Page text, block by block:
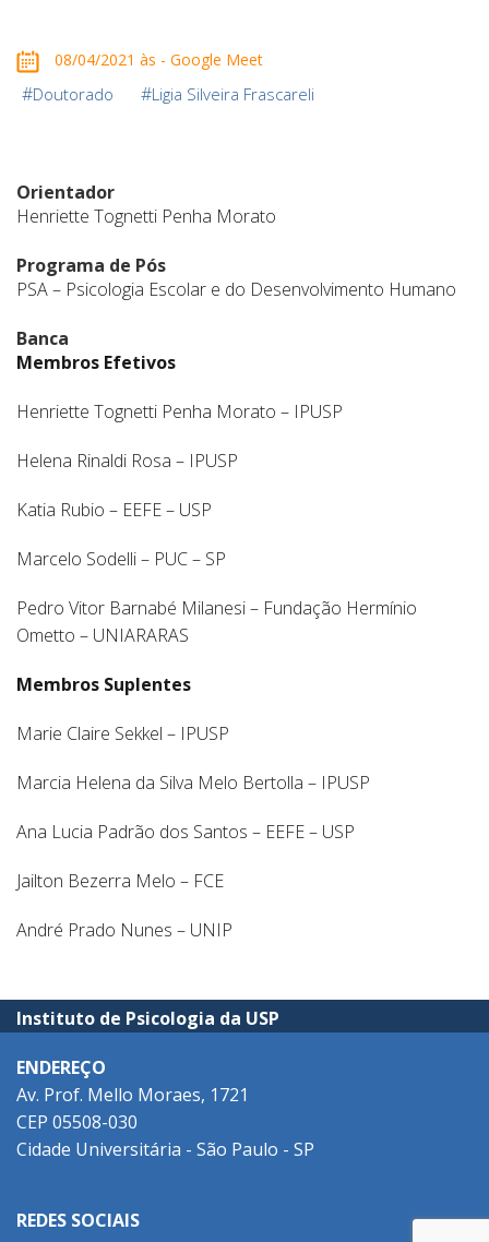
08/04/2021 às - Google Meet
#Doutorado #Ligia Silveira Frascareli
Orientador
Henriette Tognetti Penha Morato
Programa de Pós
PSA – Psicologia Escolar e do Desenvolvimento Humano
Banca
Membros Efetivos
Henriette Tognetti Penha Morato – IPUSP
Helena Rinaldi Rosa – IPUSP
Katia Rubio – EEFE – USP
Marcelo Sodelli – PUC – SP
Pedro Vitor Barnabé Milanesi – Fundação Hermínio
Ometto – UNIARARAS
Membros Suplentes
Marie Claire Sekkel – IPUSP
Marcia Helena da Silva Melo Bertolla – IPUSP
Ana Lucia Padrão dos Santos – EEFE – USP
Jailton Bezerra Melo – FCE
André Prado Nunes – UNIP
Instituto de Psicologia da USP
ENDEREÇO
Av. Prof. Mello Moraes, 1721
CEP 05508-030
Cidade Universitária - São Paulo - SP
REDES SOCIAIS